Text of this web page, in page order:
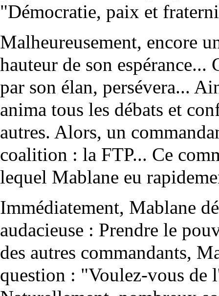
"Démocratie, paix et
Malheureusement, encore
hauteur de son espérance...
par son élan, persévera...
anima tous les débats et
autres. Alors, un
coalition : la FTP... Ce
lequel Mablane eu
Immédiatement, Mablane
audacieuse : Prendre le
des autres commandants,
question : "Voulez-vous de